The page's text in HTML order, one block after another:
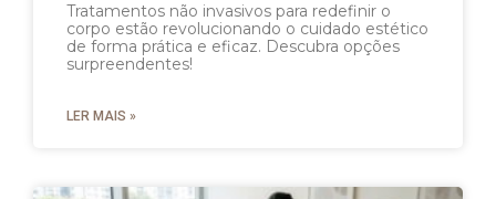
Tratamentos não invasivos para redefinir o
corpo estão revolucionando o cuidado estético
de forma prática e eficaz. Descubra opções
surpreendentes!
LER MAIS »